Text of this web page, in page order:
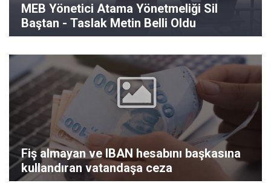
MEB Yönetici Atama Yönetmeliği Sil
Baştan - Taslak Metin Belli Oldu
Fiş almayan ve IBAN hesabını başkasına
kullandıran vatandaşa ceza